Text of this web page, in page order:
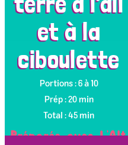
et à la
ciboulette
Portions : 6 à 10
Prép : 20 min
Total : 45 min
Préparée avec L'Alt